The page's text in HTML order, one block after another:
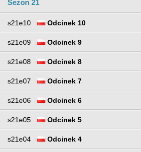
Sezon 21
s21e10 Odcinek 10
s21e09 Odcinek 9
s21e08 Odcinek 8
s21e07 Odcinek 7
s21e06 Odcinek 6
s21e05 Odcinek 5
s21e04 Odcinek 4